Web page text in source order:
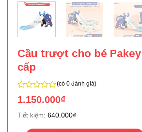
Cầu trượt cho bé
cấp
0
trên
5
(có 0 đánh giá)
1.150.000₫
Tiết kiệm: 640.000₫